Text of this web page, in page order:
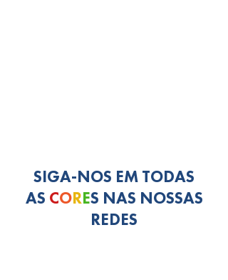
SIGA-NOS EM TODAS
AS CORES NAS NOSSAS
REDES